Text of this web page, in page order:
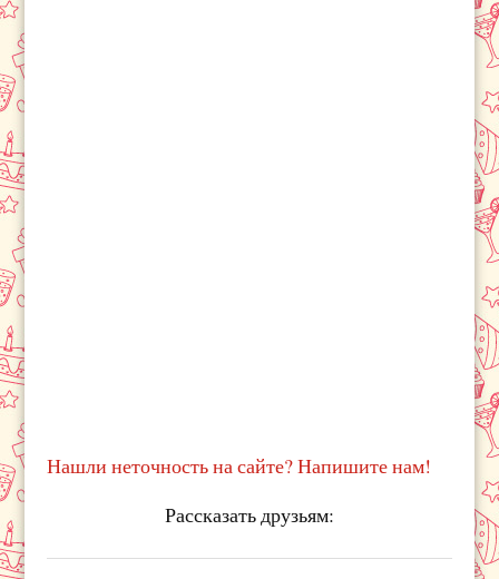
Нашли неточность на сайте? Напишите нам!
Рассказать друзьям: